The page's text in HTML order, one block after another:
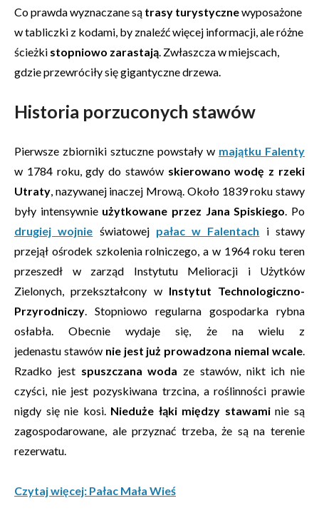
Co prawda wyznaczane są trasy turystycznewyposażone
w tabliczki z kodami, by znaleźć więcej informacji, ale różne
ścieżki stopniowo zarastają. Zwłaszcza w miejscach,
gdzie przewróciły się gigantyczne drzewa.
Historia porzuconych stawów
Pierwsze zbiorniki sztuczne powstały w majątku Falenty
w 1784 roku, gdy do stawów skierowano wodę z rzeki
Utraty, nazywanej inaczej Mrową. Około 1839 roku stawy
były intensywnie użytkowane przez Jana Spiskiego. Po
drugiej wojnie światowej pałac w Falentach i stawy
przejął ośrodek szkolenia rolniczego, a w 1964 roku teren
przeszedł w zarząd Instytutu Melioracji i Użytków
Zielonych, przekształcony w Instytut Technologiczno-
Przyrodniczy. Stopniowo regularna gospodarka rybna
osłabła. Obecnie wydaje się, że na wielu z
jedenastu stawów nie jest już prowadzona niemal wcale.
Rzadko jest spuszczana woda ze stawów, nikt ich nie
czyści, nie jest pozyskiwana trzcina, a roślinności prawie
nigdy się nie kosi. Nieduże łąki między stawaminie są
zagospodarowane, ale przyznać trzeba, że są na terenie
rezerwatu.
Czytaj więcej: Pałac Mała Wieś